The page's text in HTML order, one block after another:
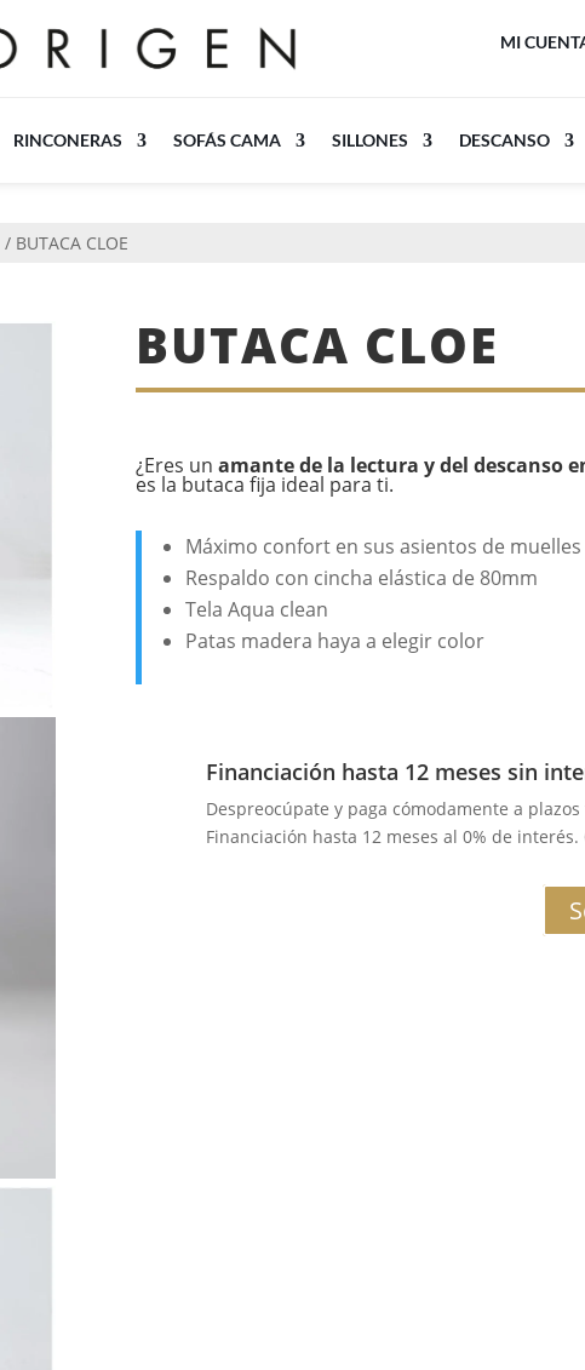
MI
RINCONERAS SOFÁS CAMA SILLONES DESCANSO
/ BUTACA CLOE
BUTACA CLOE
¿Eres unamante de la lectura y del descanso
es la butaca fija ideal para ti.
Máximo confort en sus asientos de muelles
Respaldo con cincha elástica de 80mm
Tela Aqua clean
Patas madera haya a elegir color
Financiación hasta 12 meses sin
Despreocúpate y paga cómodamente a
Financiación hasta 12 meses al 0% de interés.